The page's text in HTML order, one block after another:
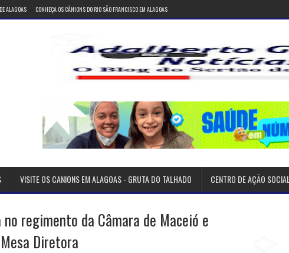
ALAGOAS CONHEÇA OS CÂNIONS DO RIO SÃO FRANCISCO EM ALAGOAS
VISITE OS CANIONS EM ALAGOAS - GRUTA DO TALHADO CENTRO DE AÇÃO SOCIAL
regimento da Câmara de Maceió e
Diretora